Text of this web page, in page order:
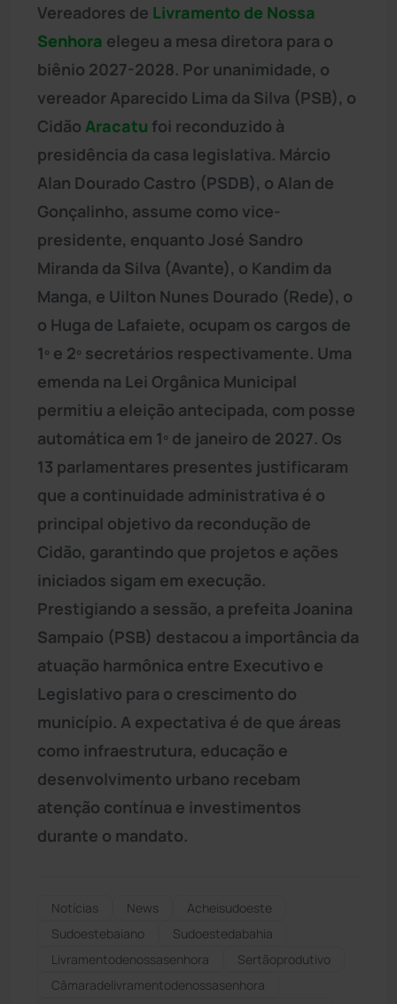
Vereadores de Livramento de Nossa
Senhora elegeu a mesa diretora para o
biênio 2027-2028. Por unanimidade, o
vereador Aparecido Lima da Silva (PSB), o
Cidão Aracatu foi reconduzido à
presidência da casa legislativa. Márcio
Alan Dourado Castro (PSDB), o Alan de
Gonçalinho, assume como vice-
presidente, enquanto José Sandro
Miranda da Silva (Avante), o Kandim da
Manga, e Uilton Nunes Dourado (Rede), o
o Huga de Lafaiete, ocupam os cargos de
1º e 2º secretários respectivamente. Uma
emenda na Lei Orgânica Municipal
permitiu a eleição antecipada, com posse
automática em 1º de janeiro de 2027. Os
13 parlamentares presentes justificaram
que a continuidade administrativa é o
principal objetivo da recondução de
Cidão, garantindo que projetos e ações
iniciados sigam em execução.
Prestigiando a sessão, a prefeita Joanina
Sampaio (PSB) destacou a importância da
atuação harmônica entre Executivo e
Legislativo para o crescimento do
município. A expectativa é de que áreas
como infraestrutura, educação e
desenvolvimento urbano recebam
atenção contínua e investimentos
durante o mandato.
Notícias News
Acheisudoeste
Sudoestebaiano
Sudoestedabahia
Livramentodenossasenhora
Sertãoprodutivo
Câmaradelivramentodenossasenhora